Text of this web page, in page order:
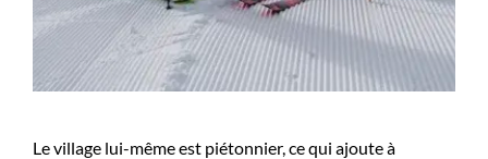
Le village lui-même est piétonnier, ce qui ajoute à